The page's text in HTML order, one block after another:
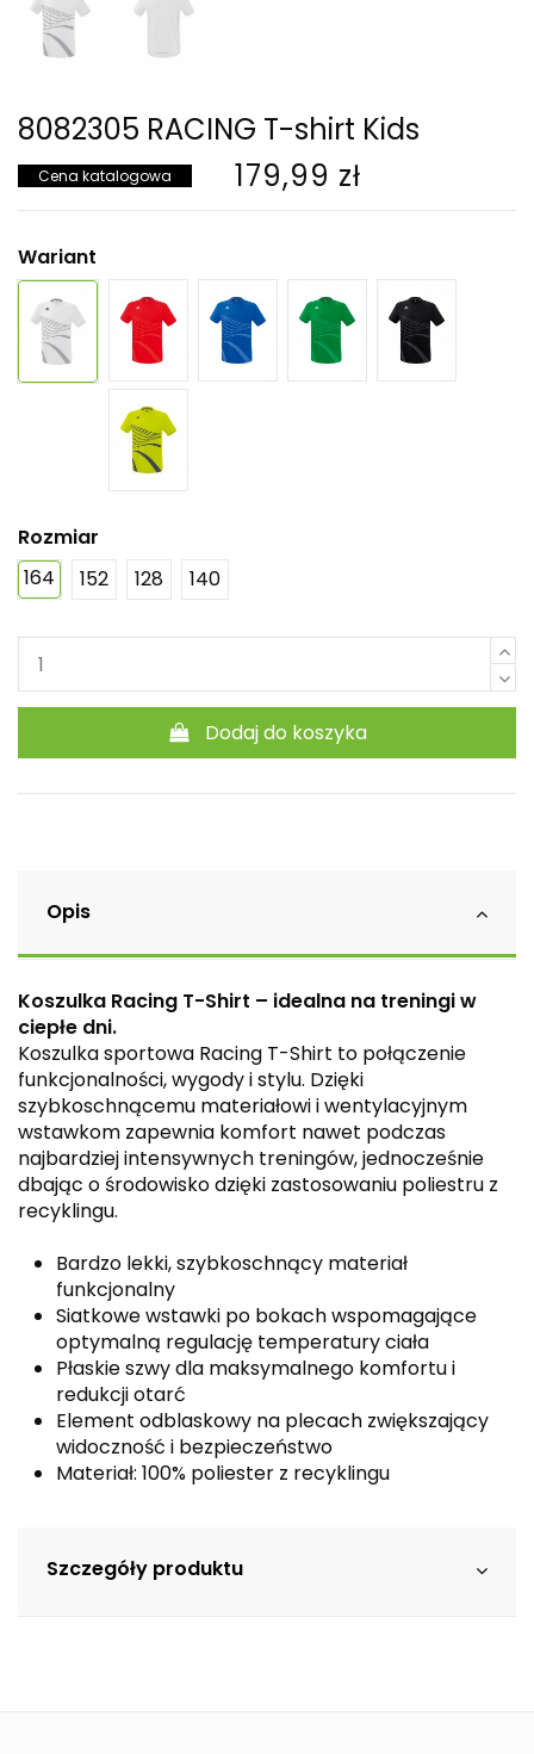
8082305 RACING T-shirt Kids
Cena katalogowa 179,99 zł
Wariant
Rozmiar
164
152 128 140
Dodaj do koszyka
Opis
Koszulka Racing T-Shirt – idealna na treningi w
ciepłe dni.
Koszulka sportowa Racing T-Shirt to połączenie
funkcjonalności, wygody i stylu. Dzięki
szybkoschnącemu materiałowi i wentylacyjnym
wstawkom zapewnia komfort nawet podczas
najbardziej intensywnych treningów, jednocześnie
dbając o środowisko dzięki zastosowaniu poliestru z
recyklingu.
Bardzo lekki, szybkoschnący materiał
funkcjonalny
Siatkowe wstawki po bokach wspomagające
optymalną regulację temperatury ciała
Płaskie szwy dla maksymalnego komfortu i
redukcji otarć
Element odblaskowy na plecach zwiększający
widoczność i bezpieczeństwo
Materiał: 100% poliester z recyklingu
Szczegóły produktu